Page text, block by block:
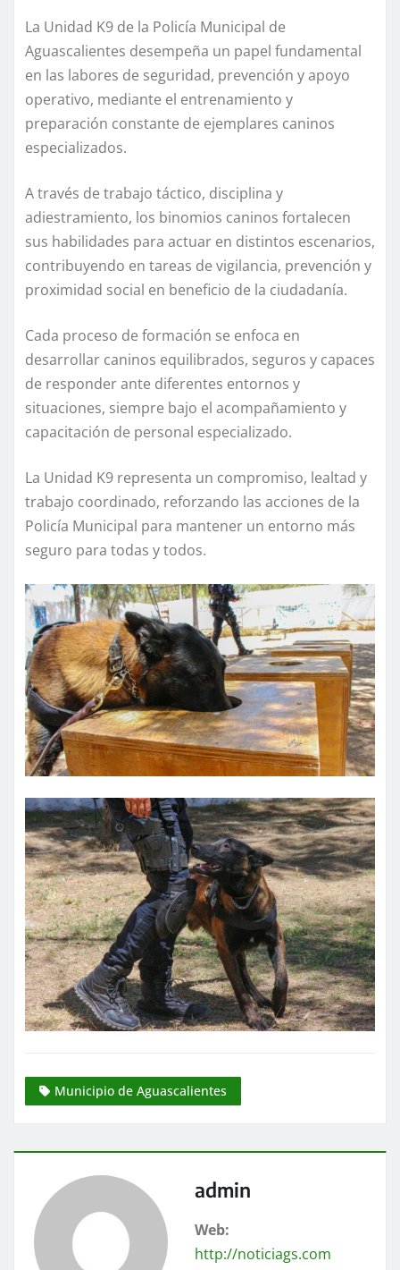
La Unidad K9 de la Policía Municipal de
Aguascalientes desempeña un papel fundamental
en las labores de seguridad, prevención y apoyo
operativo, mediante el entrenamiento y
preparación constante de ejemplares caninos
especializados.
A través de trabajo táctico, disciplina y
adiestramiento, los binomios caninos fortalecen
sus habilidades para actuar en distintos escenarios,
contribuyendo en tareas de vigilancia, prevención y
proximidad social en beneficio de la ciudadanía.
Cada proceso de formación se enfoca en
desarrollar caninos equilibrados, seguros y capaces
de responder ante diferentes entornos y
situaciones, siempre bajo el acompañamiento y
capacitación de personal especializado.
La Unidad K9 representa un compromiso, lealtad y
trabajo coordinado, reforzando las acciones de la
Policía Municipal para mantener un entorno más
seguro para todas y todos.
Municipio de Aguascalientes
admin
Web:
http://noticiags.com